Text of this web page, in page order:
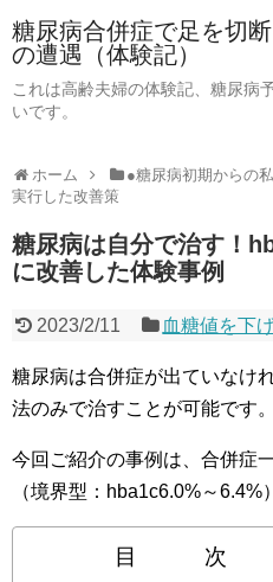
糖尿病合併症で足を切
の遭遇（体験記）
これは高齢夫婦の体験記、糖尿病
いです。
ホーム ●糖尿病初期からの
実行した改善策
糖尿病は自分で治す！
に改善した体験事例
2023/2/11 血糖値を下
糖尿病は合併症が出ていなけ
法のみで治すことが可能です。
今回ご紹介の事例は、合併症
（境界型：hba1c6.0%～6.4%
目 次